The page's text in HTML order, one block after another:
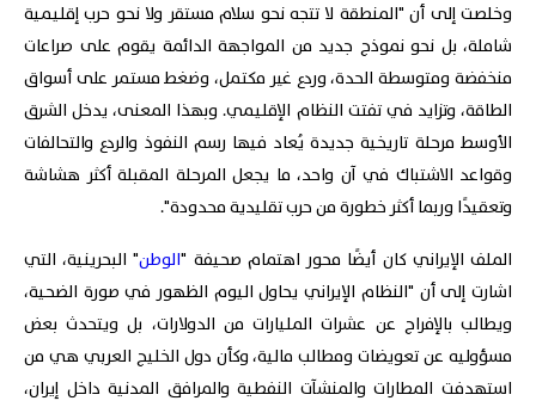
وخلصت إلى أن "المنطقة لا تتجه نحو سلام مستقر ولا نحو حرب إقليمية
شاملة، بل نحو نموذج جديد من المواجهة الدائمة يقوم على صراعات
منخفضة ومتوسطة الحدة، وردع غير مكتمل، وضغط مستمر على أسواق
الطاقة، وتزايد في تفتت النظام الإقليمي. وبهذا المعنى، يدخل الشرق
الأوسط مرحلة تاريخية جديدة يُعاد فيها رسم النفوذ والردع والتحالفات
وقواعد الاشتباك في آن واحد، ما يجعل المرحلة المقبلة أكثر هشاشة
وتعقيدًا وربما أكثر خطورة من حرب تقليدية محدودة".
الملف الإيراني كان أيضًا محور اهتمام صحيفة "الوطن" البحرينية، التي
اشارت إلى أن "النظام الإيراني يحاول اليوم الظهور في صورة الضحية،
ويطالب بالإفراج عن عشرات المليارات من الدولارات، بل ويتحدث بعض
مسؤوليه عن تعويضات ومطالب مالية، وكأن دول الخليج العربي هي من
استهدفت المطارات والمنشآت النفطية والمرافق المدنية داخل إيران،